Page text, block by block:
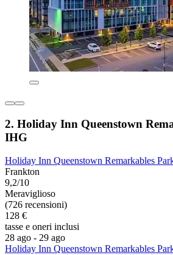
2. Holiday Inn Queenstown
IHG
Holiday Inn Queenstown Remarkables
Frankton
9,2/10
Meraviglioso
(726 recensioni)
128 €
tasse e oneri inclusi
28 ago - 29 ago
Holiday Inn Queenstown Remarkables